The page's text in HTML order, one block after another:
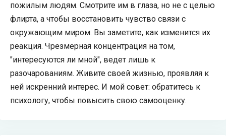
пожилым людям. Смотрите им в глаза, но не с целью
флирта, а чтобы восстановить чувство связи с
окружающим миром. Вы заметите, как изменится их
реакция. Чрезмерная концентрация на том,
"интересуются ли мной", ведет лишь к
разочарованиям. Живите своей жизнью, проявляя к
ней искренний интерес. И мой совет: обратитесь к
психологу, чтобы повысить свою самооценку.